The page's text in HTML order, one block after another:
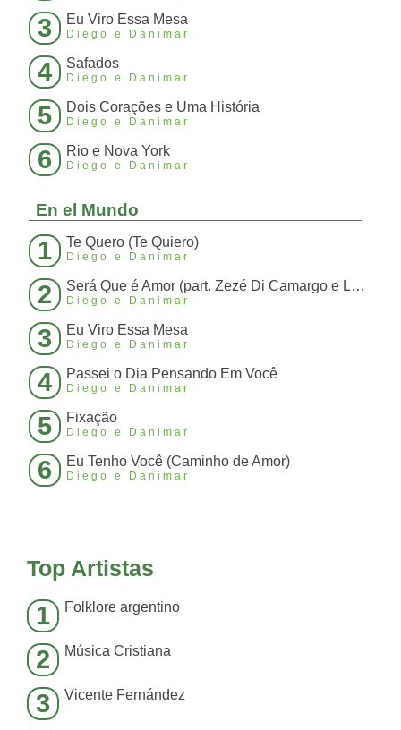
3 Eu Viro Essa Mesa
Diego e Danimar
4 Safados
Diego e Danimar
5 Dois Corações e Uma História
Diego e Danimar
6 Rio e Nova York
Diego e Danimar
En el Mundo
1 Te Quero (Te Quiero)
Diego e Danimar
2 Será Que é Amor (part. Zezé Di Camargo e Luciano)
Diego e Danimar
3 Eu Viro Essa Mesa
Diego e Danimar
4 Passei o Dia Pensando Em Você
Diego e Danimar
5 Fixação
Diego e Danimar
6 Eu Tenho Você (Caminho de Amor)
Diego e Danimar
Top Artistas
1 Folklore argentino
2 Música Cristiana
3 Vicente Fernández